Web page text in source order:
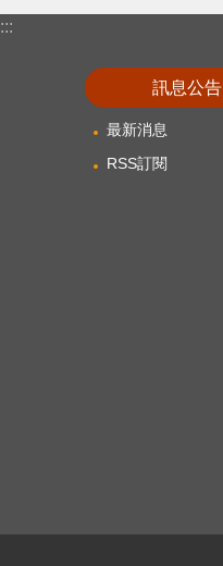
:::
訊息公告
最新消息
RSS訂閱